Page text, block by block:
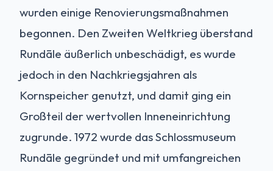
wurden einige Renovierungsmaßnahmen
begonnen. Den Zweiten Weltkrieg überstand
Rundāle äußerlich unbeschädigt, es wurde
jedoch in den Nachkriegsjahren als
Kornspeicher genutzt, und damit ging ein
Großteil der wertvollen Inneneinrichtung
zugrunde. 1972 wurde das Schlossmuseum
Rundāle gegründet und mit umfangreichen